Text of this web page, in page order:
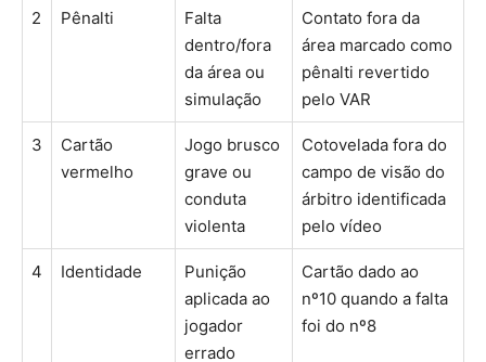
2 Pênalti
Falta
dentro/fora
da área ou
simulação
Contato fora da
área marcado como
pênalti revertido
pelo VAR
3
Cartão
vermelho
Jogo brusco
grave ou
conduta
violenta
Cotovelada fora do
campo de visão do
árbitro identificada
pelo vídeo
4 Identidade
Punição
aplicada ao
jogador
errado
Cartão dado ao
nº10 quando a falta
foi do nº8